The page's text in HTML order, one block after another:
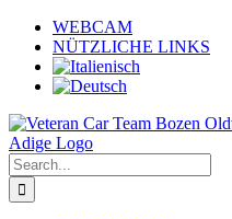
Skip
content
WEBCAM
NÜTZLICHE LINKS
Search
for: